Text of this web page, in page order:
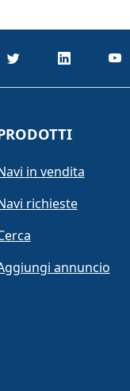
in vendita
richieste
annuncio